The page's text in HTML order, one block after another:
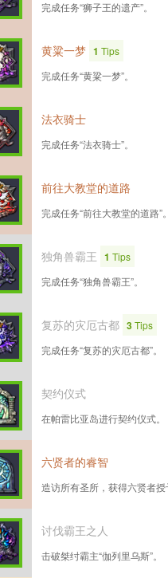
完成任务“狮子王的遗产”。
黄粱一梦 1 Tips
完成任务“黄粱一梦”。
法衣骑士
完成任务“法衣骑士”。
前往大教堂的道路
完成任务“前往大教堂的道路”。
独角兽霸王 1 Tips
完成任务“独角兽霸王”。
复苏的灾厄古都 3Tips
完成任务“复苏的灾厄古都”。
契约仪式
在帕雷比亚岛进行契约仪式。
六贤者的睿智
造访所有圣所，获得六贤者授
讨伐霸王之人
击破桀纣霸主“伽列里乌斯”。